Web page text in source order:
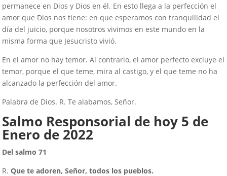
permanece en Dios y Dios en él. En esto llega a la perfección el
amor que Dios nos tiene: en que esperamos con tranquilidad el
día del juicio, porque nosotros vivimos en este mundo en la
misma forma que Jesucristo vivió.
En el amor no hay temor. Al contrario, el amor perfecto excluye el
temor, porque el que teme, mira al castigo, y el que teme no ha
alcanzado la perfección del amor.
Palabra de Dios. R. Te alabamos, Señor.
Salmo Responsorial de hoy 5 de
Enero de 2022
Del salmo 71
R. Que te adoren, Señor, todos los pueblos.